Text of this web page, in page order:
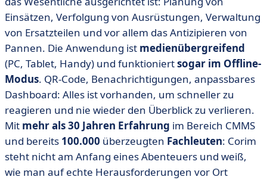
Einsätzen, Verfolgung von Ausrüstungen, Verwaltung
von Ersatzteilen und vor allem das Antizipieren von
Pannen. Die Anwendung ist medienübergreifend
(PC, Tablet, Handy) und funktioniertsogar im Offline-
Modus. QR-Code, Benachrichtigungen, anpassbares
Dashboard: Alles ist vorhanden, um schneller zu
reagieren und nie wieder den Überblick zu verlieren.
Mit mehr als 30 Jahren Erfahrung im Bereich CMMS
und bereits 100.000 überzeugten Fachleuten: Corim
steht nicht am Anfang eines Abenteuers und weiß,
wie man auf echte Herausforderungen vor Ort